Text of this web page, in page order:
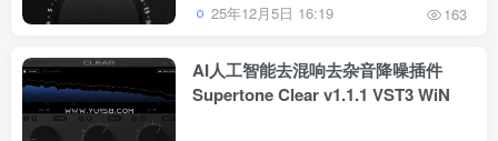
25年12月5日 16:19 163
AI人工智能去混响去杂音降噪插件
Supertone Clear v1.1.1 VST3 WiN